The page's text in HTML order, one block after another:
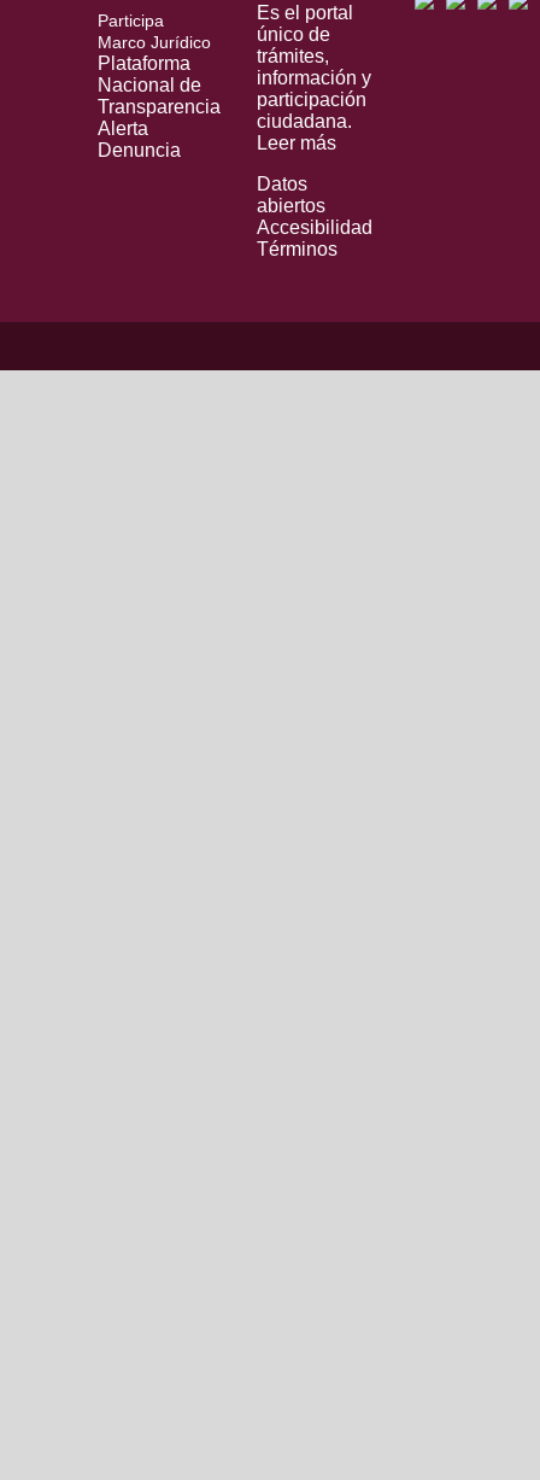
Participa
Marco Jurídico
Plataforma
Nacional de
Transparencia
Alerta
Denuncia
Es el portal
único de
trámites,
información y
participación
ciudadana.
Leer más
Datos
abiertos
Accesibilidad
Términos